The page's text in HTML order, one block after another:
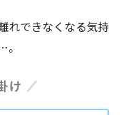
れできなくなる気持
け